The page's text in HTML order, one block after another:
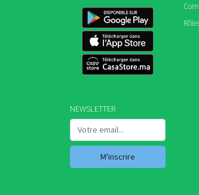
NEWSLETTER
M'inscrire